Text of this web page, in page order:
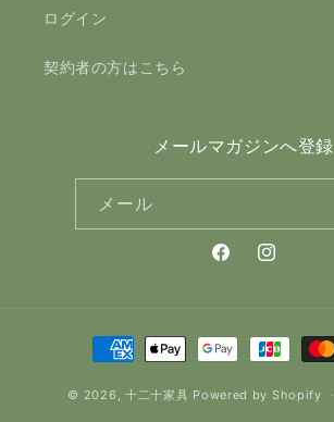
ログイン
契約者の方はこちら
メールマガジンへ登録
メール
FacebookInstagram
決
済
方
© 2026, 十二十家具 Powered by Shopify